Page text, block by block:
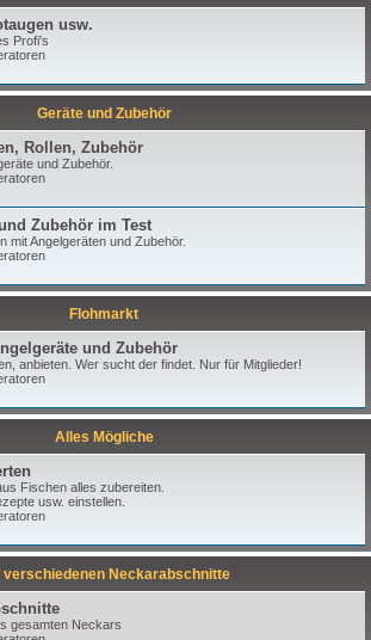
usw.
Profi's
Geräte und Zubehör
Rollen, Zubehör
und Zubehör.
Zubehör im Test
mit Angelgeräten und Zubehör.
Flohmarkt
und Zubehör
anbieten. Wer sucht der findet. Nur für Mitglieder!
Alles Mögliche
Fischen alles zubereiten.
usw. einstellen.
verschiedenen Neckarabschnitte
gesamten Neckars